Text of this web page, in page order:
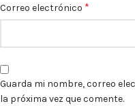
Correo electrónico *
Guarda mi nombre, correo
la próxima vez que comente.